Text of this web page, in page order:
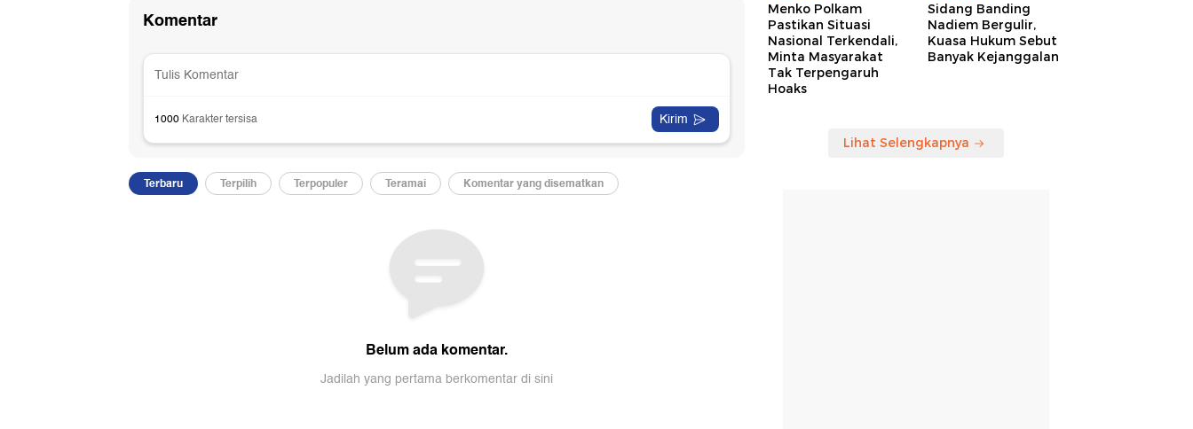
Menko Polkam
Pastikan Situasi
Nasional Terkendali,
Minta Masyarakat
Tak Terpengaruh
Hoaks
Sidang Banding
Nadiem Bergulir,
Kuasa Hukum Sebut
Banyak Kejanggalan
Lihat Selengkapnya